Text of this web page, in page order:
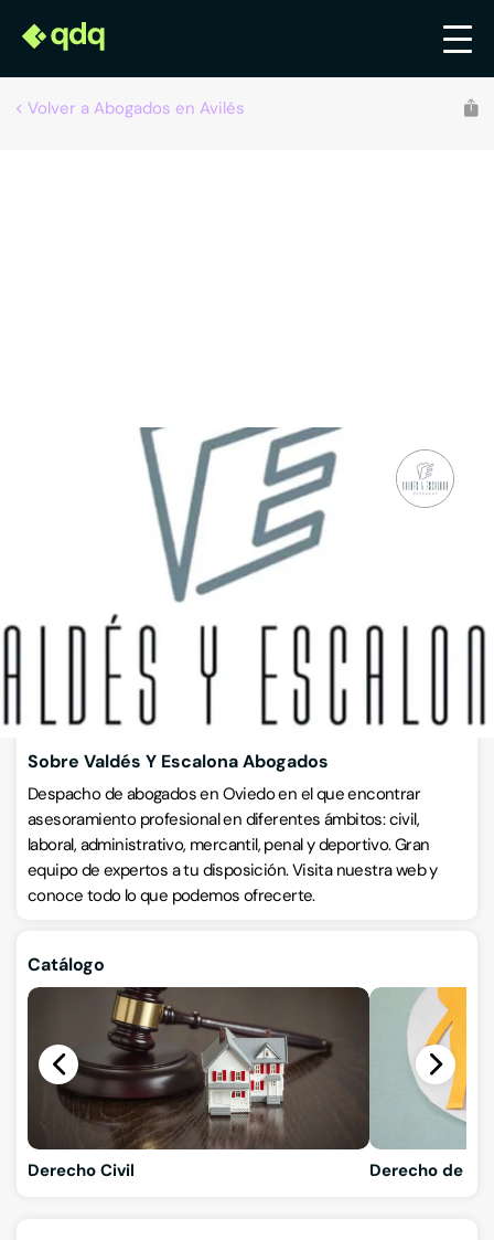
Volver a Abogados en Avilés
Recomendado por qdq
Valdés Y Escalona Abogados
Calle Asturias 1,, 2ºA, 33004, Oviedo, Asturias
VISITAR WEB
Llamar ahora
Sobre Valdés Y Escalona Abogados
Despacho de abogados en Oviedo en el que encontrar
asesoramiento profesional en diferentes ámbitos: civil,
laboral, administrativo, mercantil, penal y deportivo. Gran
equipo de expertos a tu disposición. Visita nuestra web y
conoce todo lo que podemos ofrecerte.
Catálogo
Derecho Civil Derecho de